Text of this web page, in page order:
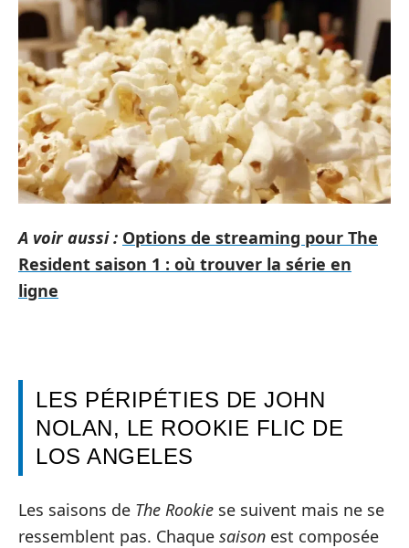
A voir aussi : Options de streaming pour The
Resident saison 1 : où trouver la série en
ligne
LES PÉRIPÉTIES DE JOHN
NOLAN, LE ROOKIE FLIC DE
LOS ANGELES
Les saisons de The Rookie se suivent mais ne se
ressemblent pas. Chaque saison est composée